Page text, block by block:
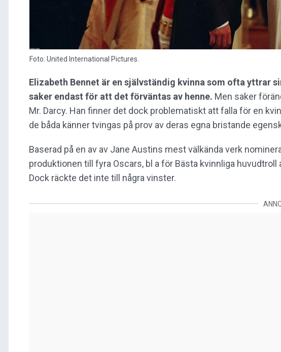
Foto: United International Pictures.
Elizabeth Bennet är en självständig kvinna som ofta yttrar
saker endast för att det förväntas av henne. Men saker
Mr. Darcy. Han finner det dock problematiskt att falla för en
de båda känner tvingas på prov av deras egna bristande
Baserad på en av av Jane Austins mest välkända verk
produktionen till fyra Oscars, bl a för Bästa kvinnliga
Dock räckte det inte till några vinster.